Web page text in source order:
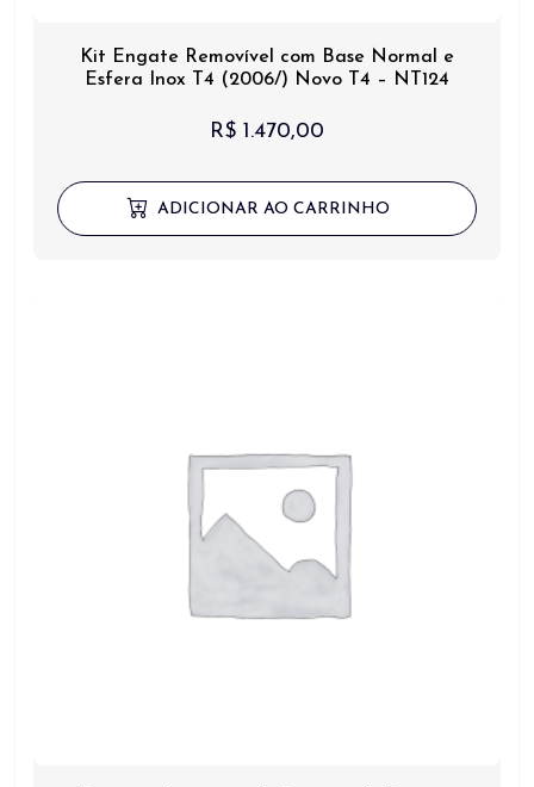
Kit Engate Removível com Base Normal e
Esfera Inox T4 (2006/) Novo T4 – NT124
R$ 1.470,00
ADICIONAR AO CARRINHO